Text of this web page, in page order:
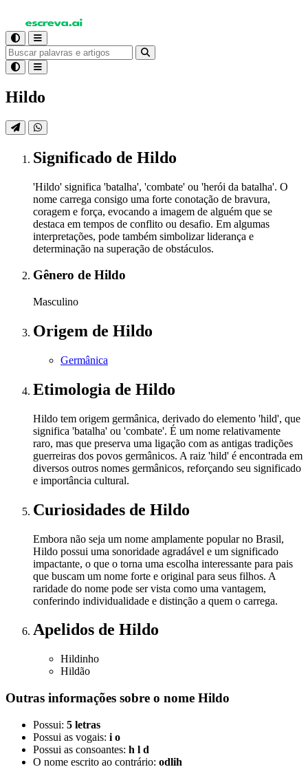
Hildo
Significado de Hildo
'Hildo' significa 'batalha', 'combate' ou 'herói da batalha'. O
nome carrega consigo uma forte conotação de bravura,
coragem e força, evocando a imagem de alguém que se
destaca em tempos de conflito ou desafio. Em algumas
interpretações, pode também simbolizar liderança e
determinação na superação de obstáculos.
Gênero de Hildo
Masculino
Origem de Hildo
Germânica
Etimologia de Hildo
Hildo tem origem germânica, derivado do elemento 'hild', que
significa 'batalha' ou 'combate'. É um nome relativamente
raro, mas que preserva uma ligação com as antigas tradições
guerreiras dos povos germânicos. A raiz 'hild' é encontrada em
diversos outros nomes germânicos, reforçando seu significado
e importância cultural.
Curiosidades de Hildo
Embora não seja um nome amplamente popular no Brasil,
Hildo possui uma sonoridade agradável e um significado
impactante, o que o torna uma escolha interessante para pais
que buscam um nome forte e original para seus filhos. A
raridade do nome pode ser vista como uma vantagem,
conferindo individualidade e distinção a quem o carrega.
Apelidos de Hildo
Hildinho
Hildão
Outras informações sobre o nome Hildo
Possui: 5 letras
Possui as vogais: i o
Possui as consoantes: h l d
O nome escrito ao contrário: odlih